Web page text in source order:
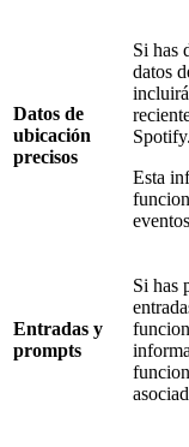
Datos de
ubicación
precisos
Si has
datos
Spotify.
Esta
Entradas y
prompts
Si has